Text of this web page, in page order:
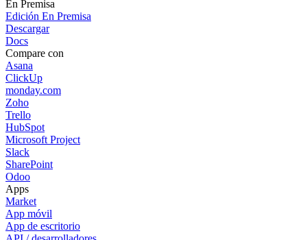
En Premisa
Edición En Premisa
Descargar
Docs
Compare con
Asana
ClickUp
monday.com
Zoho
Trello
HubSpot
Microsoft Project
Slack
SharePoint
Odoo
Apps
Market
App móvil
App de escritorio